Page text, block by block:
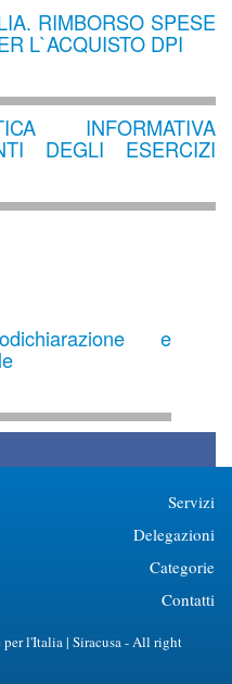
RIMBORSO SPESE
L`ACQUISTO DPI
INFORMATIVA
DEGLI ESERCIZI
e
Servizi
Delegazioni
Categorie
Contatti
l'Italia | Siracusa - All right